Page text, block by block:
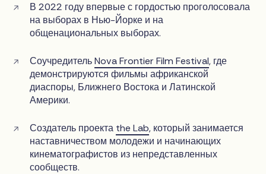
В 2022 году впервые с гордостью проголосовала
на выборах в Нью-Йорке и на
общенациональных выборах.
СоучредительNova Frontier Film Festival, где
демонстрируются фильмы африканской
диаспоры, Ближнего Востока и Латинской
Америки.
Создатель проекта the Lab, который занимается
наставничеством молодежи и начинающих
кинематографистов из непредставленных
сообществ.